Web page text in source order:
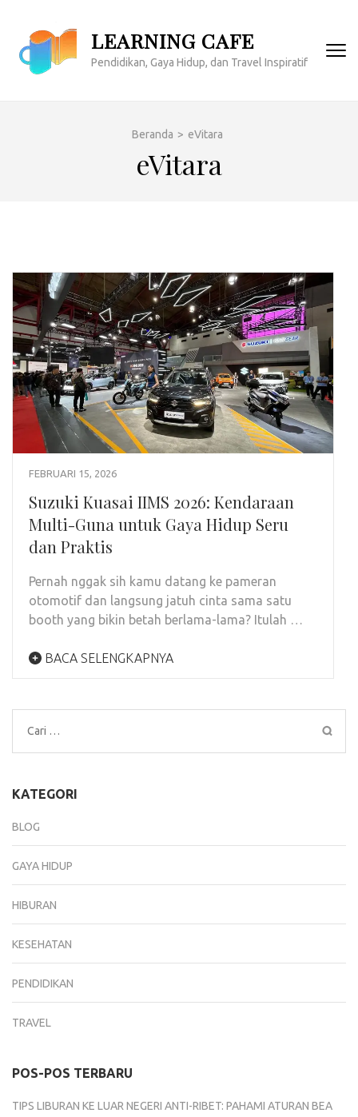
konten
(Tekan
LEARNING CAFE
Pendidikan, Gaya Hidup, dan Travel Inspiratif
Beranda > eVitara
eVitara
FEBRUARI 15, 2026
Suzuki Kuasai IIMS 2026: Kendaraan
Multi-Guna untuk Gaya Hidup Seru
dan Praktis
Pernah nggak sih kamu datang ke pameran
otomotif dan langsung jatuh cinta sama satu
booth yang bikin betah berlama-lama? Itulah …
BACA SELENGKAPNYA
Cari
KATEGORI
BLOG
GAYA HIDUP
HIBURAN
KESEHATAN
PENDIDIKAN
TRAVEL
POS-POS TERBARU
TIPS LIBURAN KE LUAR NEGERI ANTI-RIBET: PAHAMI ATURAN BEA